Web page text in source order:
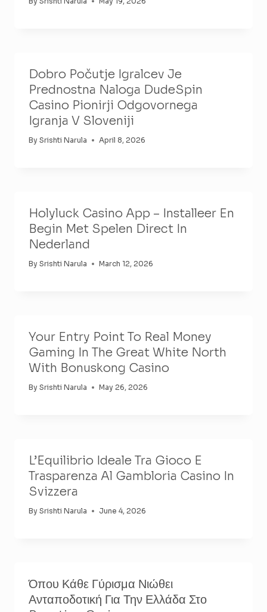
Dobro Počutje Igralcev Je
Prednostna Naloga DudeSpin
Casino Pionirji Odgovornega
Igranja V Sloveniji
By Srishti Narula April 8, 2026
Holyluck Casino App – Installeer En
Begin Met Spelen Direct In
Nederland
By Srishti Narula March 12, 2026
Your Entry Point To Real Money
Gaming In The Great White North
With Bonuskong Casino
By Srishti Narula May 26, 2026
L’Equilibrio Ideale Tra Gioco E
Trasparenza Al Gambloria Casino In
Svizzera
By Srishti Narula June 4, 2026
Όπου Κάθε Γύρισμα Νιώθει
Ανταποδοτική Για Την Ελλάδα Στο